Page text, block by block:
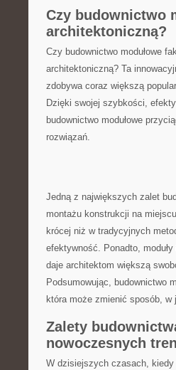
Czy budownictwo
architektoniczną?
Czy budownictwo modułowe
‌architektoniczną?⁢ Ta
zdobywa⁣ coraz większą
‌Dzięki swojej szybkości,
⁤budownictwo⁣ modułowe
rozwiązań.
Jedną ‍z największych ⁣zalet
montażu konstrukcji na
krócej niż w tradycyjnych
efektywność. Ponadto,
daje architektom większą
Podsumowując, budownictwo
która​ może zmienić ⁢sposób,
Zalety
nowoczesnych
W dzisiejszych czasach, kiedy​